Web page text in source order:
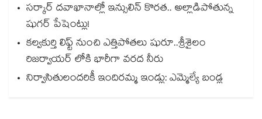
సర్కార్ దవాఖానాల్లో ఇన్సులిన్ కొరత.. అల్లాడిపోతున్న
షుగర్ పేషెంట్లు!
కల్వకుర్తి లిఫ్ట్ నుంచి ఎత్తిపోతలు షురూ..శ్రీశైలం
రిజర్వాయర్ లోకి భారీగా వరద నీరు
నిర్వాసితులందరికీ ఇందిరమ్మ ఇండ్లు: ఎమ్మెల్యే బండ్ల